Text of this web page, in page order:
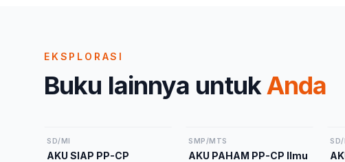
EKSPLORASI
Buku lainnya untukAnda
SD/MI
AKU SIAP PP-CP
SMP/MTS
AKU PAHAM PP-CP Ilmu
SD/